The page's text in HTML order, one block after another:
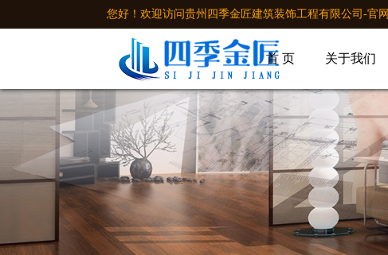
您好！欢迎访问贵州四季金匠建筑装饰工程有限公司-官网
首 页 关于我们